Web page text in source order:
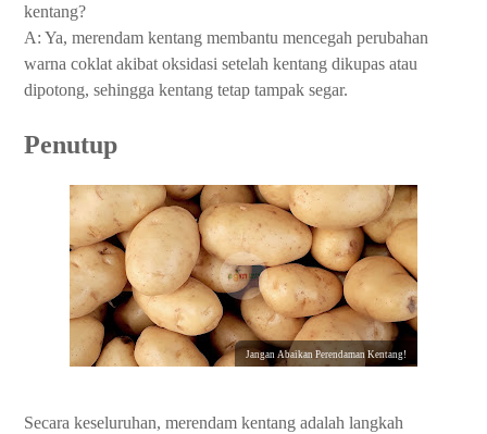
kentang?
A: Ya, merendam kentang membantu mencegah perubahan
warna coklat akibat oksidasi setelah kentang dikupas atau
dipotong, sehingga kentang tetap tampak segar.
Penutup
Jangan Abaikan Perendaman Kentang!
Secara keseluruhan, merendam kentang adalah langkah